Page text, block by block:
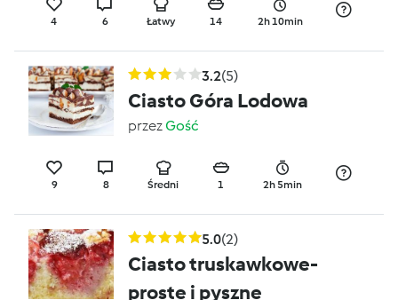
4 6 Łatwy 14 2h 10min
3.2(5)
Ciasto Góra Lodowa
przezGość
9 8 Średni 1 2h 5min
5.0(2)
Ciasto truskawkowe-
proste i pyszne